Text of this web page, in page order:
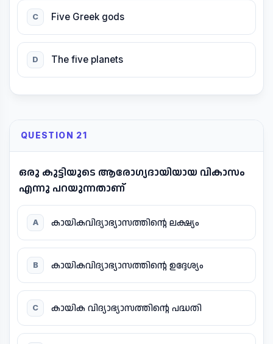
C Five Greek gods
D The five planets
QUESTION 21
ഒരു കുട്ടിയുടെ ആരോഗ്യദായിയായ വികാസം
എന്നു പറയുന്നതാണ്
A കായികവിദ്യാഭ്യാസത്തിന്റെ ലക്ഷ്യം
B കായികവിദ്യാഭ്യാസത്തിന്റെ ഉദ്ദേശ്യം
C കായിക വിദ്യാഭ്യാസത്തിന്റെ പദ്ധതി